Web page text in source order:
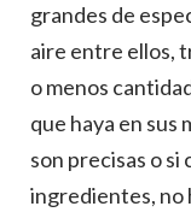
grandes de
aire entre ellos,
o menos
que haya en sus
son precisas o si
ingredientes, no